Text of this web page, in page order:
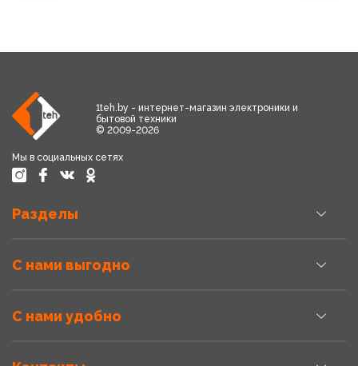
1teh.by - интернет-магазин электроники и
бытовой техники
© 2009-2026
Мы в социальных сетях
Разделы
С нами выгодно
С нами удобно